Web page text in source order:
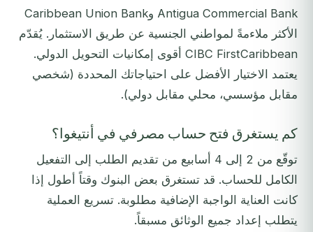
Antigua Commercial Bank وCaribbean Union Bank
الأكثر ملاءمةً لمواطني الجنسية عن طريق الاستثمار. يُقدّم
CIBC FirstCaribbean أقوى إمكانيات التحويل الدولي.
يعتمد الاختيار الأفضل على احتياجاتك المحددة (شخصي
مقابل مؤسسي، محلي مقابل دولي).
كم يستغرق فتح حساب مصرفي في أنتيغوا؟
توقّع من 2 إلى 4 أسابيع من تقديم الطلب إلى التفعيل
الكامل للحساب. قد تستغرق بعض البنوك وقتاً أطول إذا
كانت العناية الواجبة الإضافية مطلوبة. تسريع العملية
يتطلب إعداد جميع الوثائق مسبقاً.